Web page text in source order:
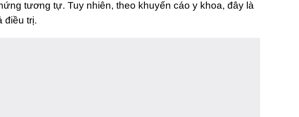
tương tự. Tuy nhiên, theo khuyến cáo y khoa, đây là
điều trị.